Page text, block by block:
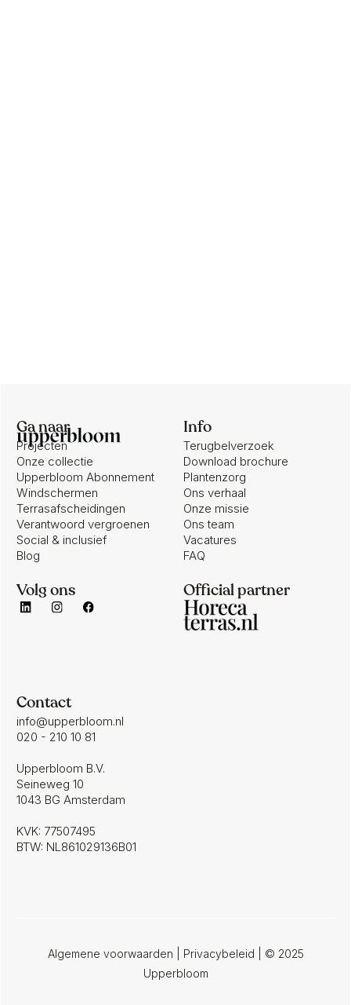
Info
Terugbelverzoek
Download brochure
Plantenzorg
Ons verhaal
Onze missie
Ons team
Vacatures
FAQ
Official partner
Ga naar
Projecten
Onze collectie
Upperbloom Abonnement
Windschermen
Terrasafscheidingen
Verantwoord vergroenen
Social & inclusief
Blog
Volg ons
Contact
info@upperbloom.nl
020 - 210 10 81
Upperbloom B.V.
Seineweg 10
1043 BG Amsterdam
KVK: 77507495
BTW: NL861029136B01
Algemene voorwaarden Privacybeleid | © 2025
Upperbloom